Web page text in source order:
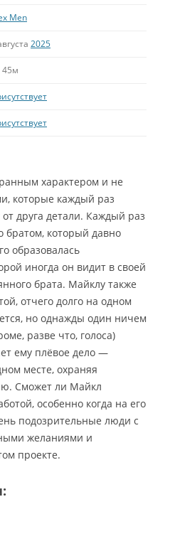
Men
2025
45м
характером и не
которые каждый раз
друга детали. Каждый раз
братом, который давно
образовалась
иногда он видит в своей
брата. Майклу также
отчего долго на одном
но однажды один ничем
разве что, голоса)
ему плёвое дело —
месте, охраняя
Сможет ли Майкл
особенно когда на его
подозрительные люди с
желаниями и
проекте.